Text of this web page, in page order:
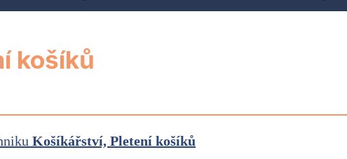
košíků
Košíkářství, Pletení košíků